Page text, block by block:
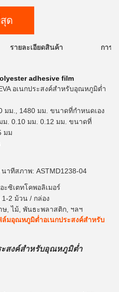
ด
รายละเอียดสินค้า การ
adhesive film
อเนกประสงค์สำหรับอุณหภูมิต่ำ
มม., 1480 มม. ขนาดที่กำหนดเอง
ม. 0.10 มม. 0.12 มม. ขนาดที่
มม
นาทีสภาพ: ASTMD1238-04
ะซิเตทโคพอลิเมอร์
2 ม้วน / กล่อง
ษ, ไม้, พันธะพลาสติก, ฯลฯ
ล์มอุณหภูมิต่ำอเนกประสงค์สำหรับ
ะสงค์สำหรับอุณหภูมิต่ำ